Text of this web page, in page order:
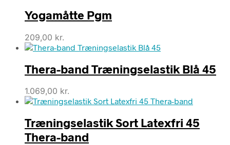
Yogamåtte Pgm
209,00 kr.
Thera-band Træningselastik Blå 45
1.069,00 kr.
Træningselastik Sort Latexfri 45
Thera-band